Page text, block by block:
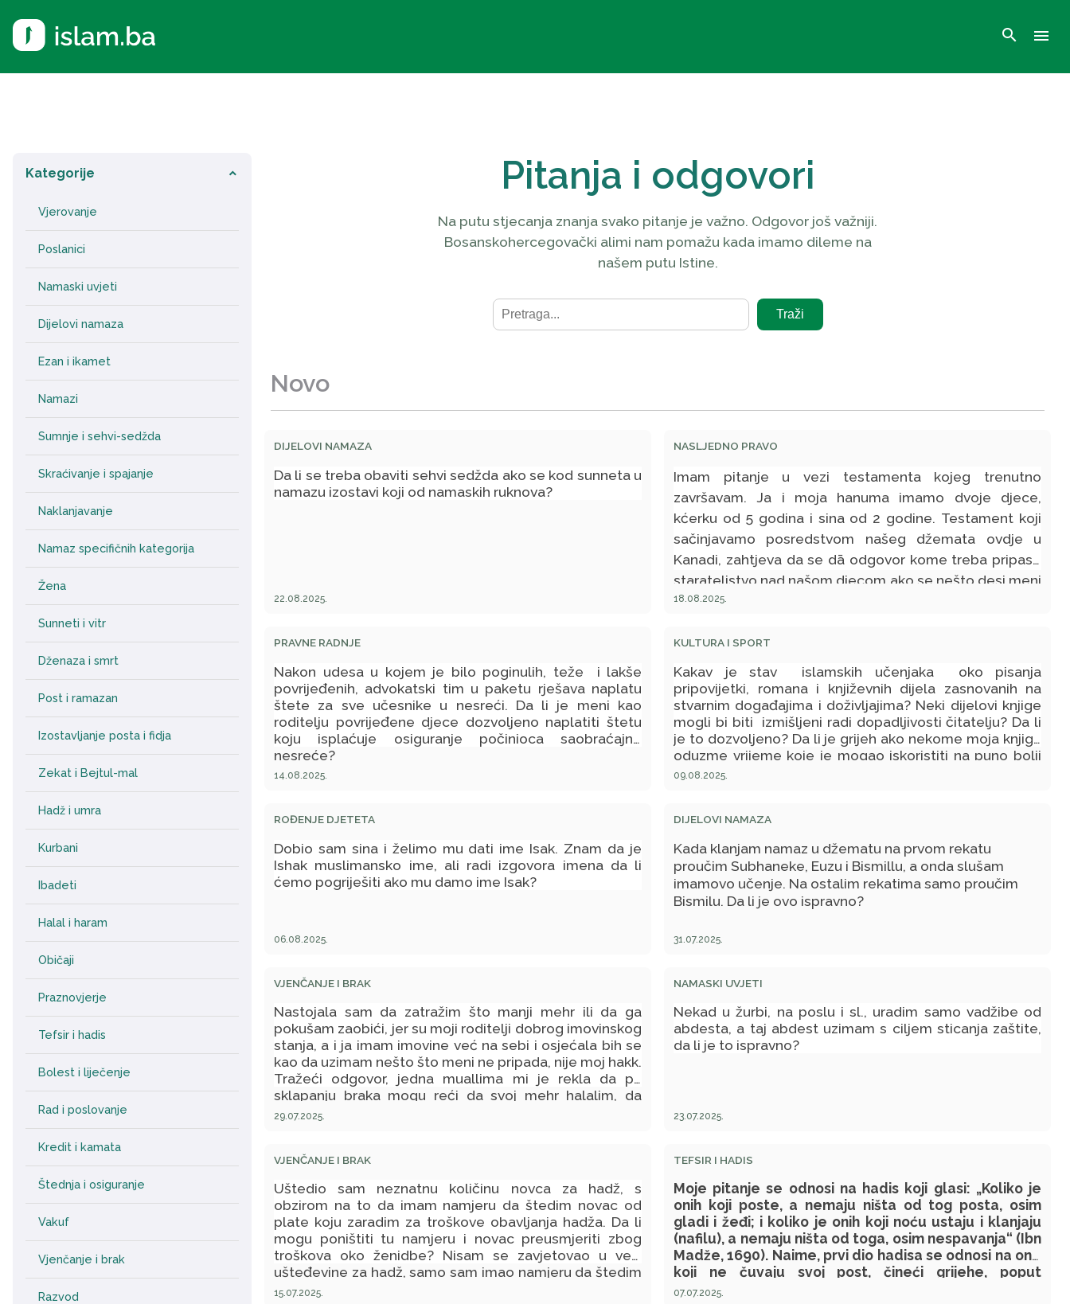
search menu
Kategorije keyboard_arrow_down
Vjerovanje
Poslanici
Namaski uvjeti
Dijelovi namaza
Ezan i ikamet
Namazi
Sumnje i sehvi-sedžda
Skraćivanje i spajanje
Naklanjavanje
Namaz specifičnih kategorija
Žena
Sunneti i vitr
Dženaza i smrt
Post i ramazan
Izostavljanje posta i fidja
Zekat i Bejtul-mal
Hadž i umra
Kurbani
Ibadeti
Halal i haram
Običaji
Praznovjerje
Tefsir i hadis
Bolest i liječenje
Rad i poslovanje
Kredit i kamata
Štednja i osiguranje
Vakuf
Vjenčanje i brak
Razvod
Pitanja i odgovori
Na putu stjecanja znanja svako pitanje je važno. Odgovor još važniji.
Bosanskohercegovački alimi nam pomažu kada imamo dileme na
našem putu Istine.
Traži
Novo
DIJELOVI NAMAZA
Da li se treba obaviti sehvi sedžda ako se kod sunneta u
namazu izostavi koji od namaskih ruknova?
22.08.2025.
NASLJEDNO PRAVO
Imam pitanje u vezi testamenta kojeg trenutno
završavam. Ja i moja hanuma imamo dvoje djece,
kćerku od 5 godina i sina od 2 godine. Testament koji
sačinjavamo posredstvom našeg džemata ovdje u
Kanadi, zahtjeva da se dā odgovor kome treba pripasti
starateljstvo nad našom djecom ako se nešto desi meni
i mojoj hanumi. Prema našem mezhebu, da li je preče da
majku ovdje) ili porodici od moje hanume (isto ima
starijeg brata, oca i majku nedaleko od nas)?
18.08.2025.
PRAVNE RADNJE
Nakon udesa u kojem je bilo poginulih, teže i lakše
povrijeđenih, advokatski tim u paketu rješava naplatu
štete za sve učesnike u nesreći. Da li je meni kao
roditelju povrijeđene djece dozvoljeno naplatiti štetu
koju isplaćuje osiguranje počinioca saobraćajne
nesreće?
14.08.2025.
KULTURA I SPORT
Kakav je stav islamskih učenjaka oko pisanja
pripovijetki, romana i književnih dijela zasnovanih na
stvarnim događajima i doživljajima? Neki dijelovi knjige
mogli bi biti izmišljeni radi dopadljivosti čitatelju? Da li
je to dozvoljeno? Da li je grijeh ako nekome moja knjiga
oduzme vrijeme koje je mogao iskoristiti na puno bolji
način? Da li sam ja odgovorna za to? I ono što me
baviti se ovakvim vidom pisanja). Napominjem da knjiga
dijaloga i opisa nemoralnih scena.
09.08.2025.
ROĐENJE DJETETA
Dobio sam sina i želimo mu dati ime Isak. Znam da je
Ishak muslimansko ime, ali radi izgovora imena da li
ćemo pogriješiti ako mu damo ime Isak?
06.08.2025.
DIJELOVI NAMAZA
Kada klanjam namaz u džematu na prvom rekatu
proučim Subhaneke, Euzu i Bismillu, a onda slušam
imamovo učenje. Na ostalim rekatima samo proučim
Bismilu. Da li je ovo ispravno?
31.07.2025.
VJENČANJE I BRAK
Nastojala sam da zatražim što manji mehr ili da ga
pokušam zaobići, jer su moji roditelji dobrog imovinskog
stanja, a i ja imam imovine već na sebi i osjećala bih se
kao da uzimam nešto što meni ne pripada, nije moj hakk.
Tražeći odgovor, jedna muallima mi je rekla da pri
sklapanju braka mogu reći da svoj mehr halalim, da
uzimam svog muža i samo od Allaha tražim bereket i
29.07.2025.
NAMASKI UVJETI
Nekad u žurbi, na poslu i sl., uradim samo vadžibe od
abdesta, a taj abdest uzimam s ciljem sticanja zaštite,
da li je to ispravno?
23.07.2025.
VJENČANJE I BRAK
Uštedio sam neznatnu količinu novca za hadž, s
obzirom na to da imam namjeru da štedim novac od
plate koju zaradim za troškove obavljanja hadža. Da li
mogu poništiti tu namjeru i novac preusmjeriti zbog
troškova oko ženidbe? Nisam se zavjetovao u vezi
ušteđevine za hadž, samo sam imao namjeru da štedim
novac.
15.07.2025.
TEFSIR I HADIS
Moje pitanje se odnosi na hadis koji glasi: „Koliko je
onih koji poste, a nemaju ništa od tog posta, osim
gladi i žeđi; i koliko je onih koji noću ustaju i klanjaju
(nafilu), a nemaju ništa od toga, osim nespavanja“ (Ibn
Madže, 1690). Naime, prvi dio hadisa se odnosi na one
koji ne čuvaju svoj post, čineći grijehe, poput
ogovaranja itd. Međutim, drugi dio hadisa ne
07.07.2025.